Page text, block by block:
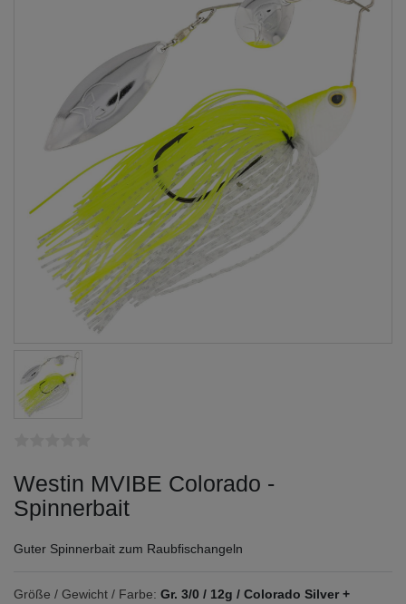
Westin MVIBE Colorado -
Spinnerbait
Guter Spinnerbait zum Raubfischangeln
Größe / Gewicht / Farbe: Gr. 3/0 / 12g / Colorado Silver +